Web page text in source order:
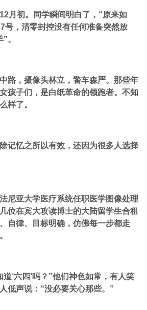
月初。同学瞬间明白了，“原来如
号，清零封控没有任何准备突然放
。
路，摄像头林立，警车森严。那些年
孩子们，是白纸革命的领跑者。不知
样了。
记忆之所以有效，还因为很多人选择
尼亚大学医疗系统任职医学图像处理
位在宾大攻读博士的大陆留学生合租
自律、目标明确，仿佛每一步都走
‘六四’吗？”他们神色如常，有人笑
低声说：“没必要关心那些。”